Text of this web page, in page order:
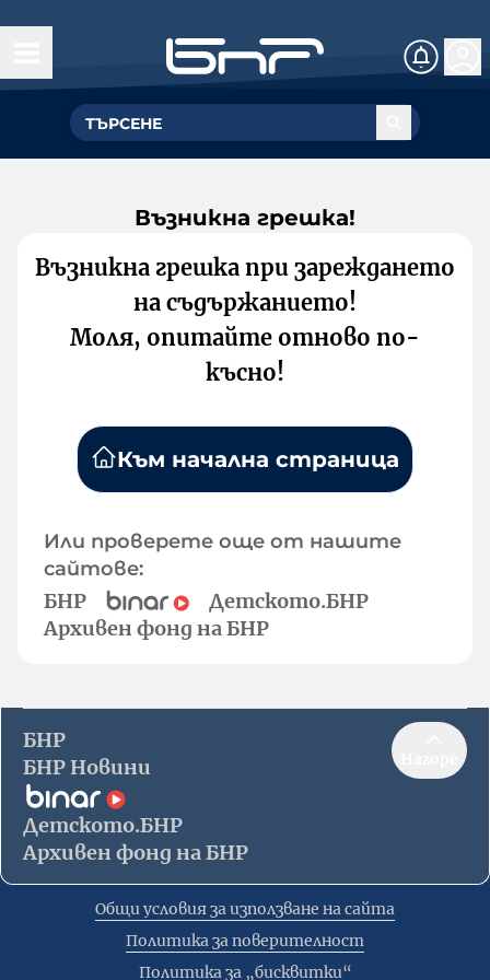
Възникна грешка!
Възникна грешка при зареждането
на съдържанието!
Моля, опитайте отново по-
късно!
Към начална страница
Или проверете още от нашите
сайтове:
БНР
Детското.БНР
Архивен фонд на БНР
БНР
БНР Новини
Детското.БНР
Архивен фонд на БНР
Общи условия за използване на сайта
Политика за поверителност
Политика за „бисквитки“